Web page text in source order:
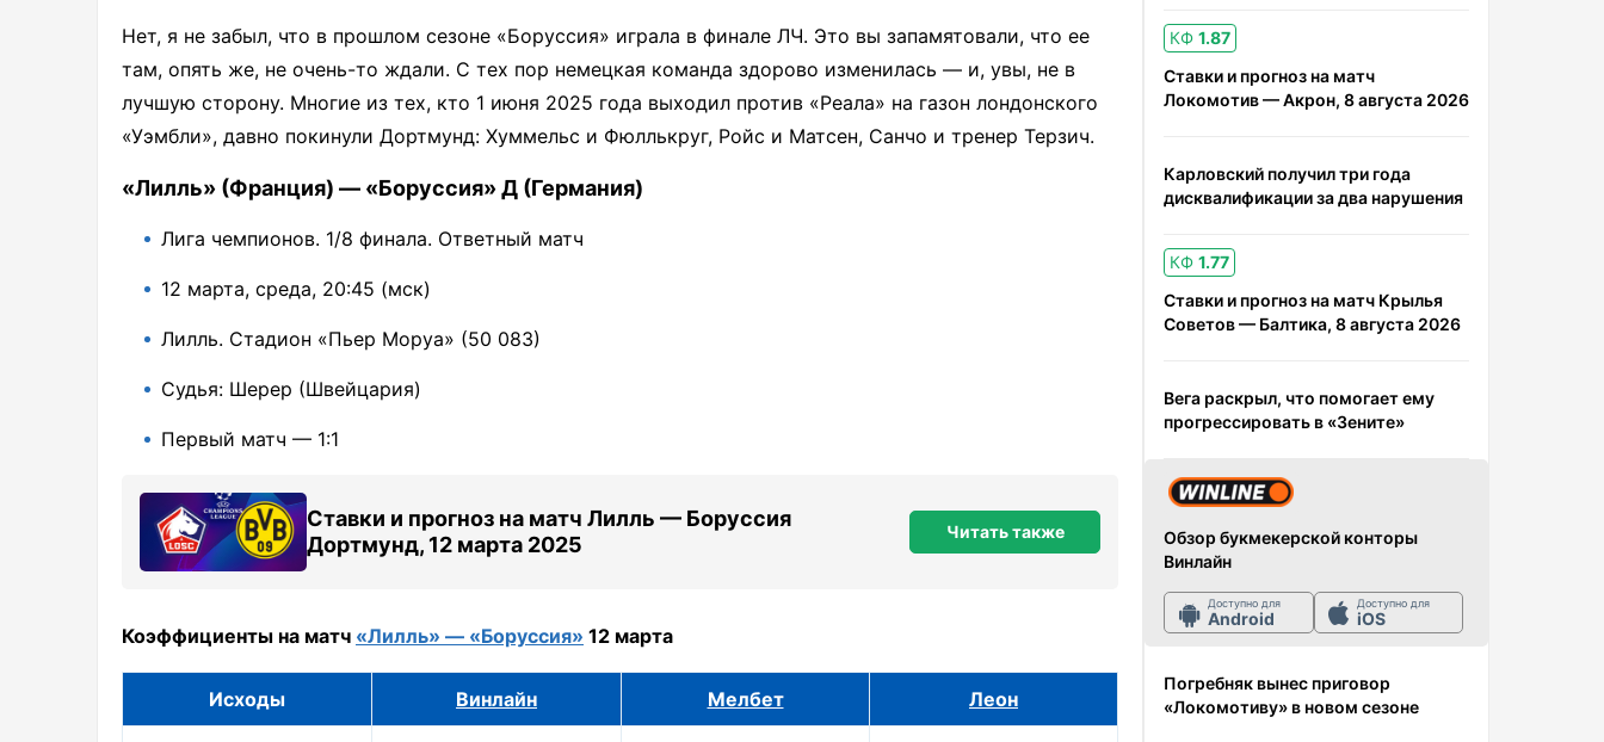
Нет, я не забыл, что в прошлом сезоне «Боруссия» играла в финале ЛЧ. Это вы запамятовали, что ее
там, опять же, не очень-то ждали. С тех пор немецкая команда здорово изменилась — и, увы, не в
лучшую сторону. Многие из тех, кто 1 июня 2025 года выходил против «Реала» на газон лондонского
«Уэмбли», давно покинули Дортмунд: Хуммельс и Фюллькруг, Ройс и Матсен, Санчо и тренер Терзич.
«Лилль» (Франция) — «Боруссия» Д (Германия)
Лига чемпионов. 1/8 финала. Ответный матч
12 марта, среда, 20:45 (мск)
Лилль. Стадион «Пьер Моруа» (50 083)
Судья: Шерер (Швейцария)
Первый матч — 1:1
Ставки и прогноз на матч Лилль — Боруссия
Дортмунд, 12 марта 2025
Читать также
Коэффициенты на матч «Лилль» — «Боруссия» 12 марта
Исходы Винлайн Мелбет Леон
КФ 1.87
Ставки и прогноз на матч
Локомотив — Акрон, 8 августа 2026
Карловский получил три года
дисквалификации за два нарушения
КФ 1.77
Ставки и прогноз на матч Крылья
Советов — Балтика, 8 августа 2026
Вега раскрыл, что помогает ему
прогрессировать в «Зените»
Обзор букмекерской конторы
Винлайн
Доступно для
Android
Доступно для
iOS
Погребняк вынес приговор
«Локомотиву» в новом сезоне